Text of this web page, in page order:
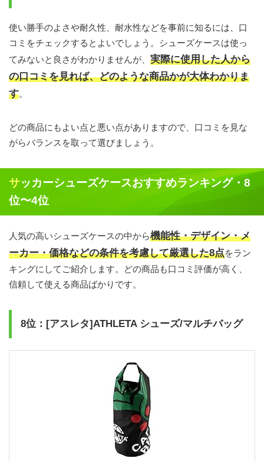
使い勝手のよさや耐久性、耐水性などを事前に知るには、口
コミをチェックするとよいでしょう。シューズケースは使っ
てみないと良さがわかりませんが、 実際に使用した人から
の口コミを見れば、どのような商品かが大体わかりま
す。
どの商品にもよい点と悪い点がありますので、口コミを見な
がらバランスを取って選びましょう。
サッカーシューズケースおすすめランキング・8
位〜4位
人気の高いシューズケースの中から機能性・デザイン・メ
ーカー・価格などの条件を考慮して厳選した8点をラン
キングにしてご紹介します。どの商品も口コミ評価が高く、
信頼して使える商品ばかりです。
8位：[アスレタ]ATHLETA シューズ/マルチバッグ